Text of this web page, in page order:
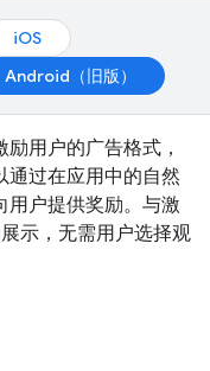
iOS
Android（旧版）
励用户的广告格式，
通过在应用中的自然
用户提供奖励。与激
示，无需用户选择观